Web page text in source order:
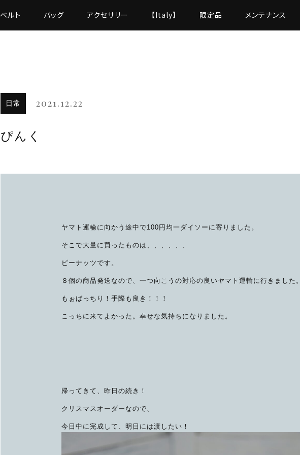
ベルト バッグ アクセサリー 【Italy】 限定品 メンテナンス
日常 2021.12.22
ぴんく
ヤマト運輸に向かう途中で100円均一ダイソーに寄りました。
そこで大量に買ったものは、、、、、、
ピーナッツです。
８個の商品発送なので、一つ向こうの対応の良いヤマト運輸に行きました。
もぉばっちり！手際も良き！！！
こっちに来てよかった。幸せな気持ちになりました。
帰ってきて、昨日の続き！
クリスマスオーダーなので、
今日中に完成して、明日には渡したい！
子カテゴリ
在庫あり